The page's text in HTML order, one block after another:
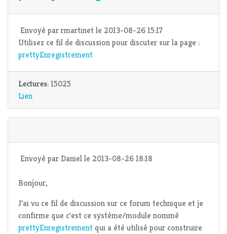
Envoyé parrmartinet le 2013-08-26 15:17
Utilisez ce fil de discussion pour discuter sur la page :
prettyEnregistrement
Lectures: 15025
Lien
Envoyé par Danielle 2013-08-26 18:18
Bonjour,
J'ai vu ce fil de discussion sur ce forum technique et je
confirme que c'est ce système/module nommé
prettyEnregistrement qui a été utilisé pour construire